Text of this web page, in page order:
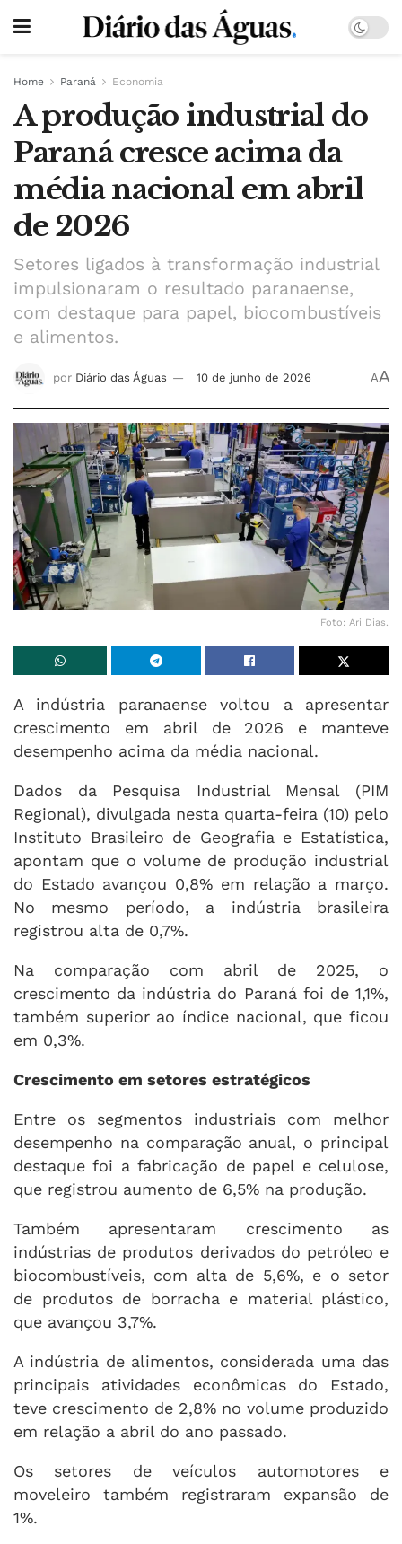
Home Paraná Economia
A produção industrial do
Paraná cresce acima da
média nacional em abril
de 2026
Setores ligados à transformação industrial
impulsionaram o resultado paranaense,
com destaque para papel, biocombustíveis
e alimentos.
por Diário das Águas 10 de junho de 2026 AA
Foto: Ari Dias.
A indústria paranaense voltou a apresentar
crescimento em abril de 2026 e manteve
desempenho acima da média nacional.
Dados da Pesquisa Industrial Mensal (PIM
Regional), divulgada nesta quarta-feira (10) pelo
Instituto Brasileiro de Geografia e Estatística,
apontam que o volume de produção industrial
do Estado avançou 0,8% em relação a março.
No mesmo período, a indústria brasileira
registrou alta de 0,7%.
Na comparação com abril de 2025, o
crescimento da indústria do Paraná foi de 1,1%,
também superior ao índice nacional, que ficou
em 0,3%.
Crescimento em setores estratégicos
Entre os segmentos industriais com melhor
desempenho na comparação anual, o principal
destaque foi a fabricação de papel e celulose,
que registrou aumento de 6,5% na produção.
Também apresentaram crescimento as
indústrias de produtos derivados do petróleo e
biocombustíveis, com alta de 5,6%, e o setor
de produtos de borracha e material plástico,
que avançou 3,7%.
A indústria de alimentos, considerada uma das
principais atividades econômicas do Estado,
teve crescimento de 2,8% no volume produzido
em relação a abril do ano passado.
Os setores de veículos automotores e
moveleiro também registraram expansão de
1%.